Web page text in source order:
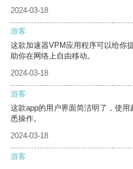
2024-03-18
游客
这款加速器VPM应用程序可以给你
助你在网络上自由移动。
2024-03-18
游客
这款app的用户界面简洁明了，使
悉操作。
2024-03-18
游客